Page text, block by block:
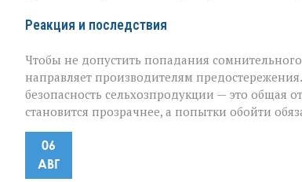
Реакция и последствия
Чтобы не допустить попадания
направляет производителям
безопасность сельхозпродукции — это общая
становится прозрачнее, а попытки обойти
06
АВГ